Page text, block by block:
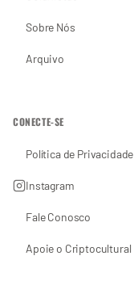
Sobre Nós
Arquivo
CONECTE-SE
Política de Privacidade
Instagram
Fale Conosco
Apoie o Criptocultural